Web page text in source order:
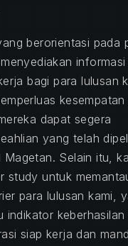
berorientasi pada
informasi
bagi para lulusan
dapat segera
yang telah
Magetan. Selain itu,
study untuk
para lulusan kami,
indikator keberhasilan
siap kerja dan